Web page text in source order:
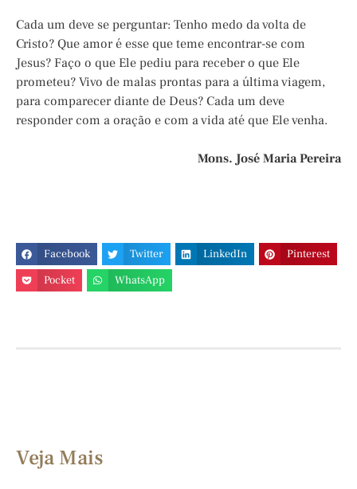
Cada um deve se perguntar: Tenho medo da volta de
Cristo? Que amor é esse que teme encontrar-se com
Jesus? Faço o que Ele pediu para receber o que Ele
prometeu? Vivo de malas prontas para a última viagem,
para comparecer diante de Deus? Cada um deve
responder com a oração e com a vida até que Ele venha.
Mons. José Maria Pereira
Facebook Twitter LinkedIn
Pinterest
Pocket
WhatsApp
Veja Mais